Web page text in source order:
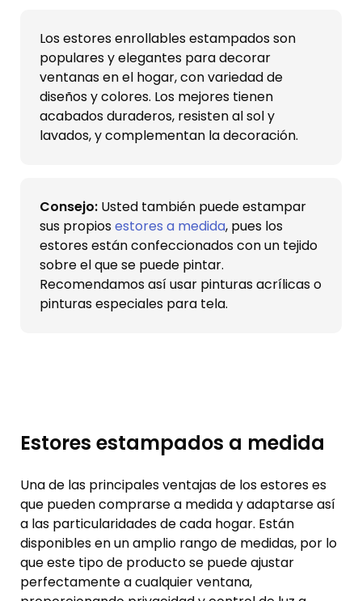
Los estores enrollables estampados son
populares y elegantes para decorar
ventanas en el hogar, con variedad de
diseños y colores. Los mejores tienen
acabados duraderos, resisten al sol y
lavados, y complementan la decoración.
Consejo: Usted también puede estampar
sus propiosestores a medida, pues los
estores están confeccionados con un tejido
sobre el que se puede pintar.
Recomendamos así usar pinturas acrílicas o
pinturas especiales para tela.
Estores estampados a medida
Una de las principales ventajas de los estores es
que pueden comprarse a medida y adaptarse así
a las particularidades de cada hogar. Están
disponibles en un amplio rango de medidas, por lo
que este tipo de producto se puede ajustar
perfectamente a cualquier ventana,